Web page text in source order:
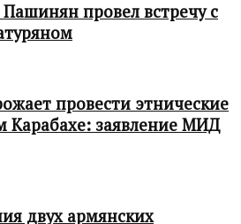
провел встречу с
провести этнические
Карабахе: заявление МИД
двух армянских